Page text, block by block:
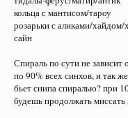
кольца с мантисом/тароу
розарьки с аликами/хайдом/
сайн
Спираль по сути не зависит
по 90% всех синхов, и так
бьет снипа спиралью? при
будешь продолжать миссать